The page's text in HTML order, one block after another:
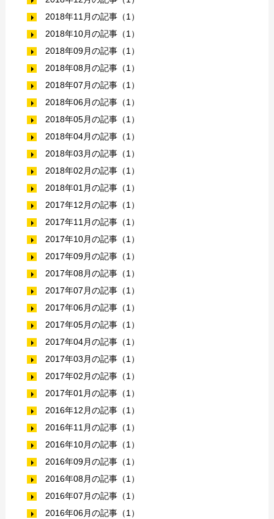
2018年11月の記事（1）
2018年10月の記事（1）
2018年09月の記事（1）
2018年08月の記事（1）
2018年07月の記事（1）
2018年06月の記事（1）
2018年05月の記事（1）
2018年04月の記事（1）
2018年03月の記事（1）
2018年02月の記事（1）
2018年01月の記事（1）
2017年12月の記事（1）
2017年11月の記事（1）
2017年10月の記事（1）
2017年09月の記事（1）
2017年08月の記事（1）
2017年07月の記事（1）
2017年06月の記事（1）
2017年05月の記事（1）
2017年04月の記事（1）
2017年03月の記事（1）
2017年02月の記事（1）
2017年01月の記事（1）
2016年12月の記事（1）
2016年11月の記事（1）
2016年10月の記事（1）
2016年09月の記事（1）
2016年08月の記事（1）
2016年07月の記事（1）
2016年06月の記事（1）